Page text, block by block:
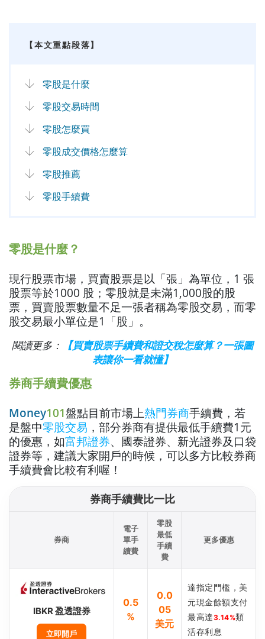
【本文重點段落】
零股是什麼
零股交易時間
零股怎麼買
零股成交價格怎麼算
零股推薦
零股手續費
零股是什麼？
現行股票市場，買賣股票是以「張」為單位，1 張
股票等於1000 股；零股就是未滿1,000股的股
票，買賣股票數量不足一張者稱為零股交易，而零
股交易最小單位是1「股」。
閱讀更多：
【買賣股票手續費和證交稅怎麼算？一張圖
表讓你一看就懂】
券商手續費優惠
Money101盤點目前市場上熱門券商手續費，若
是盤中零股交易 ，部分券商有提供最低手續費1元
的優惠，如富邦證券、國泰證券、新光證券及 口袋
證券等，建議大家開戶的時候，可以多方比較券商
手續費會比較有利喔！
券商手續費比一比
券商
電子
單手
續費
零股
最低
手續
費
更多優惠
IBKR 盈透證券
立即開戶
0.5
%
0.0
05
美元
達指定門檻，美
元現金餘額支付
最高達3.14%類
活存利息